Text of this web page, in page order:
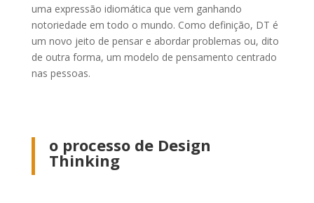
uma expressão idiomática que vem ganhando
notoriedade em todo o mundo. Como definição, DT é
um novo jeito de pensar e abordar problemas ou, dito
de outra forma, um modelo de pensamento centrado
nas pessoas.
o processo de Design
Thinking